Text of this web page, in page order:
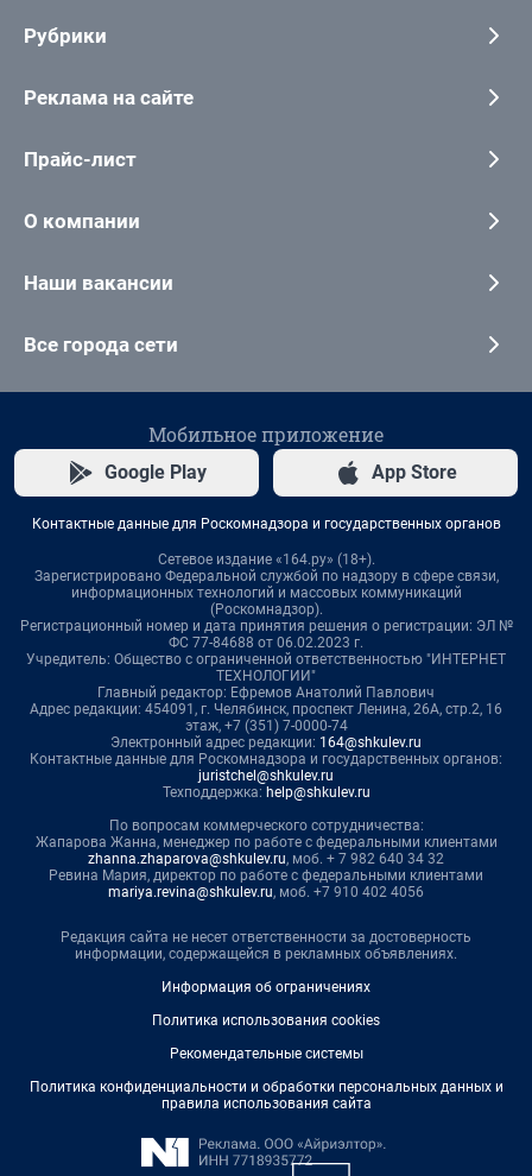
Рубрики
Реклама на сайте
Прайс-лист
О компании
Наши вакансии
Все города сети
Мобильное приложение
Google Play App Store
Контактные данные для Роскомнадзора и государственных органов
Сетевое издание «164.ру» (18+).
Зарегистрировано Федеральной службой по надзору в сфере связи,
информационных технологий и массовых коммуникаций
(Роскомнадзор).
Регистрационный номер и дата принятия решения о регистрации: ЭЛ №
ФС 77-84688 от 06.02.2023 г.
Учредитель: Общество с ограниченной ответственностью "ИНТЕРНЕТ
ТЕХНОЛОГИИ"
Главный редактор: Ефремов Анатолий Павлович
Адрес редакции: 454091, г. Челябинск, проспект Ленина, 26А, стр.2, 16
этаж, +7 (351) 7-0000-74
Электронный адрес редакции: 164@shkulev.ru
Контактные данные для Роскомнадзора и государственных органов:
juristchel@shkulev.ru
Техподдержка: help@shkulev.ru
По вопросам коммерческого сотрудничества:
Жапарова Жанна, менеджер по работе с федеральными клиентами
zhanna.zhaparova@shkulev.ru, моб. + 7 982 640 34 32
Ревина Мария, директор по работе с федеральными клиентами
mariya.revina@shkulev.ru, моб. +7 910 402 4056
Редакция сайта не несет ответственности за достоверность
информации, содержащейся в рекламных объявлениях.
Информация об ограничениях
Политика использования cookies
Рекомендательные системы
Политика конфиденциальности и обработки персональных данных и
правила использования сайта